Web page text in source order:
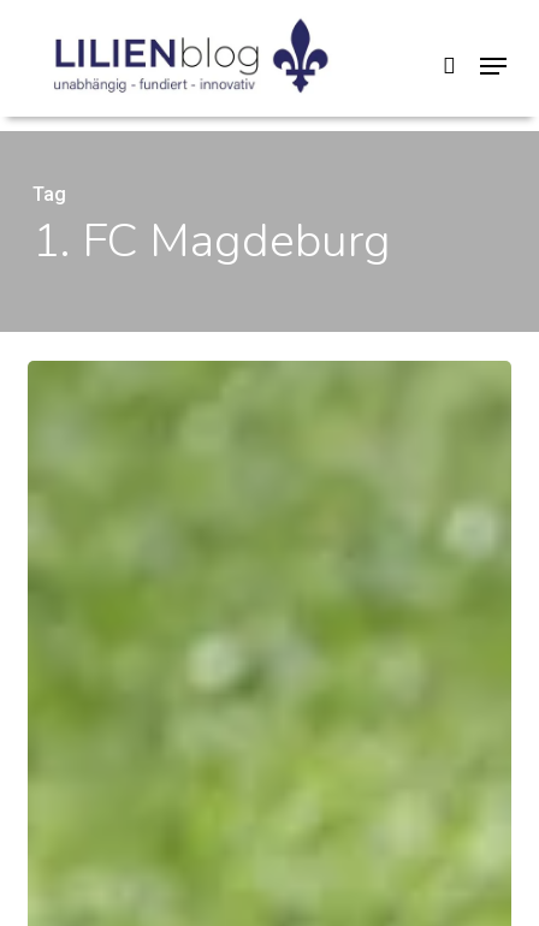
content
search
Menu
Tag
1. FC Magdeburg